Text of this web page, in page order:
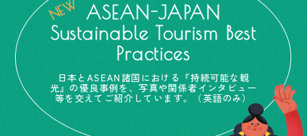
ASEAN-JAPAN
Sustainable Tourism Best
Practices
日本とASEAN諸国における『持続可能な観
光』の優良事例を、写真や関係者インタビュー
等を交えてご紹介しています。（英語のみ）